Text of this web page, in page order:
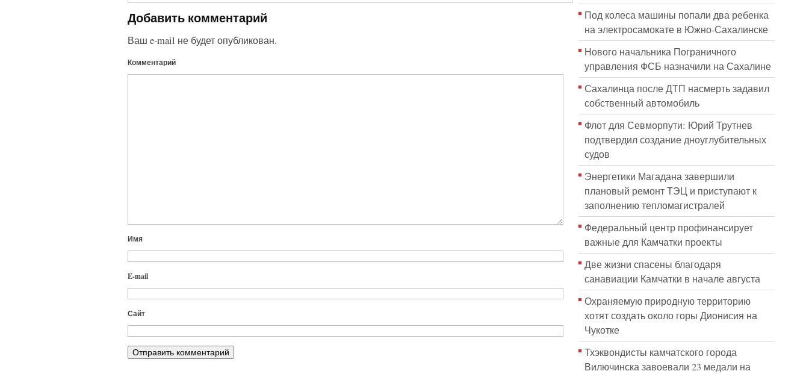
Добавить комментарий
Ваш e-mail не будет опубликован.
Комментарий
Имя
E-mail
Сайт
Под колеса машины попали два ребенка
на электросамокате в Южно-Сахалинске
Нового начальника Пограничного
управления ФСБ назначили на Сахалине
Сахалинца после ДТП насмерть задавил
собственный автомобиль
Флот для Севморпути: Юрий Трутнев
подтвердил создание дноуглубительных
судов
Энергетики Магадана завершили
плановый ремонт ТЭЦ и приступают к
заполнению тепломагистралей
Федеральный центр профинансирует
важные для Камчатки проекты
Две жизни спасены благодаря
санавиации Камчатки в начале августа
Охраняемую природную территорию
хотят создать около горы Дионисия на
Чукотке
Тхэквондисты камчатского города
Вилючинска завоевали 23 медали на